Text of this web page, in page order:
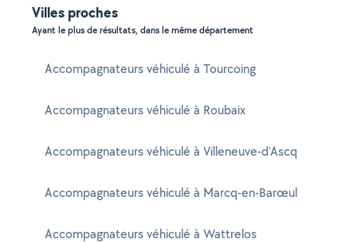
Villes proches
Ayant le plus de résultats, dans le même département
Accompagnateurs véhiculé à Tourcoing
Accompagnateurs véhiculé à Roubaix
Accompagnateurs véhiculé à Villeneuve-d'Ascq
Accompagnateurs véhiculé à Marcq-en-Barœul
Accompagnateurs véhiculé à Wattrelos